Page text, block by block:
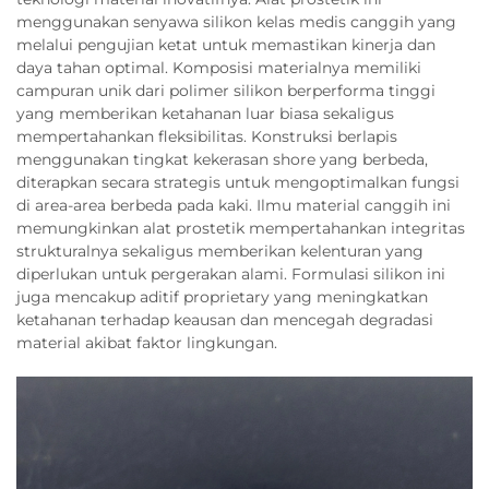
menggunakan senyawa silikon kelas medis canggih yang
melalui pengujian ketat untuk memastikan kinerja dan
daya tahan optimal. Komposisi materialnya memiliki
campuran unik dari polimer silikon berperforma tinggi
yang memberikan ketahanan luar biasa sekaligus
mempertahankan fleksibilitas. Konstruksi berlapis
menggunakan tingkat kekerasan shore yang berbeda,
diterapkan secara strategis untuk mengoptimalkan fungsi
di area-area berbeda pada kaki. Ilmu material canggih ini
memungkinkan alat prostetik mempertahankan integritas
strukturalnya sekaligus memberikan kelenturan yang
diperlukan untuk pergerakan alami. Formulasi silikon ini
juga mencakup aditif proprietary yang meningkatkan
ketahanan terhadap keausan dan mencegah degradasi
material akibat faktor lingkungan.